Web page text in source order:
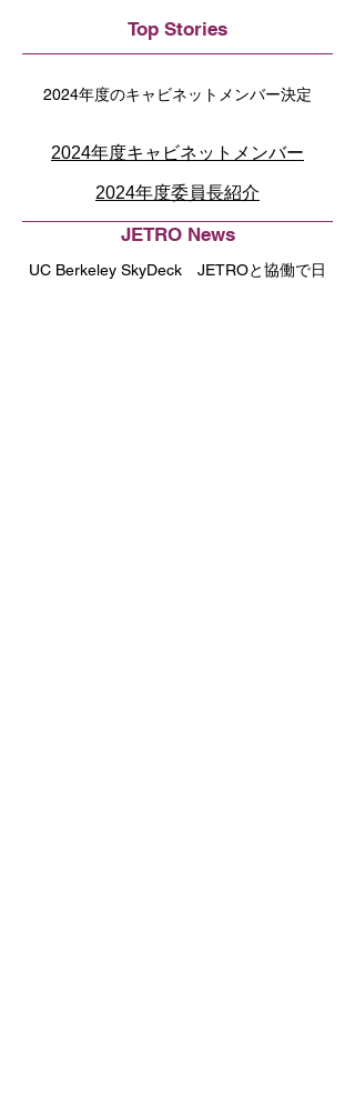
Top Stories
2024年度のキャビネットメンバー決定
2024年度キャビネットメンバー
2024年度委員長紹介
JETRO News
UC Berkeley SkyDeck JETROと協働で日